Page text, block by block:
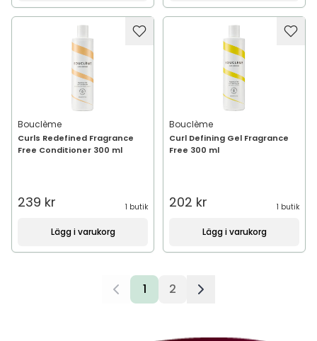
Bouclème
Curls Redefined Fragrance
Free Conditioner 300 ml
239 kr 1 butik
Lägg i varukorg
Bouclème
Curl Defining Gel Fragrance
Free 300 ml
202 kr 1 butik
Lägg i varukorg
1 2